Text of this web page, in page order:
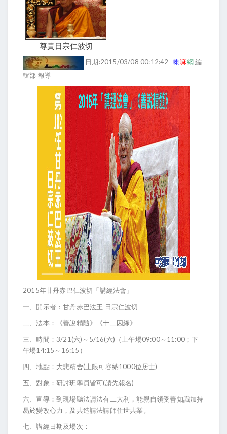
尊貴日宗仁波切
日期:2015/03/08 00:12:42喇嘛網編
輯部 報導
2015年甘丹赤巴仁波切「講經法會」
一、開示者：甘丹赤巴法王 日宗仁波切
二、法本：《善說精隨》《十二因緣》
三、時間：3/21(六)～5/16(六)（上午場09:00～11:00；下
午場14:15～16:15）
四、地點：大悲精舍(上限可容納1000位居士)
五、對象：研討班學員皆可(請先報名)
六、宣導：到現場聽法請法有二大利，能親自領受善知識加持
易於變改心力，及共造請法請師住世共業。
七、講經日期及場次：